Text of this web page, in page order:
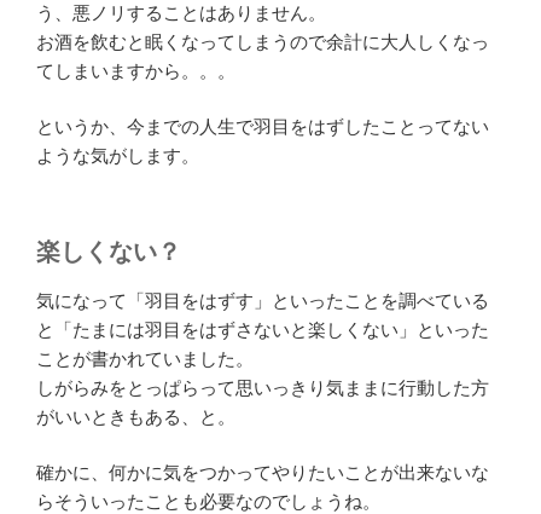
う、悪ノリすることはありません。
お酒を飲むと眠くなってしまうので余計に大人しくなっ
てしまいますから。。。
というか、今までの人生で羽目をはずしたことってない
ような気がします。
楽しくない？
気になって「羽目をはずす」といったことを調べている
と「たまには羽目をはずさないと楽しくない」といった
ことが書かれていました。
しがらみをとっぱらって思いっきり気ままに行動した方
がいいときもある、と。
確かに、何かに気をつかってやりたいことが出来ないな
らそういったことも必要なのでしょうね。